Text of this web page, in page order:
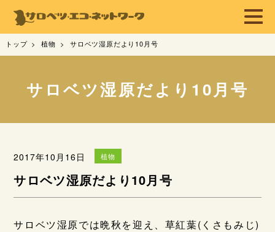
トップ 植物 サロベツ湿原だより10月号
サロベツ湿原だより10月号
2017年10月16日 植物
サロベツ湿原だより10月号
サロベツ湿原では晩秋を迎え、草紅葉(くさもみじ)